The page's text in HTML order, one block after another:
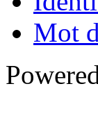
Mot